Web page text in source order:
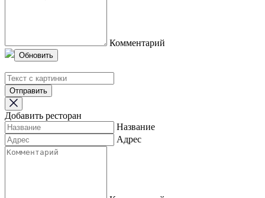
Комментарий
Обновить
Отправить
Добавить ресторан
Название
Адрес